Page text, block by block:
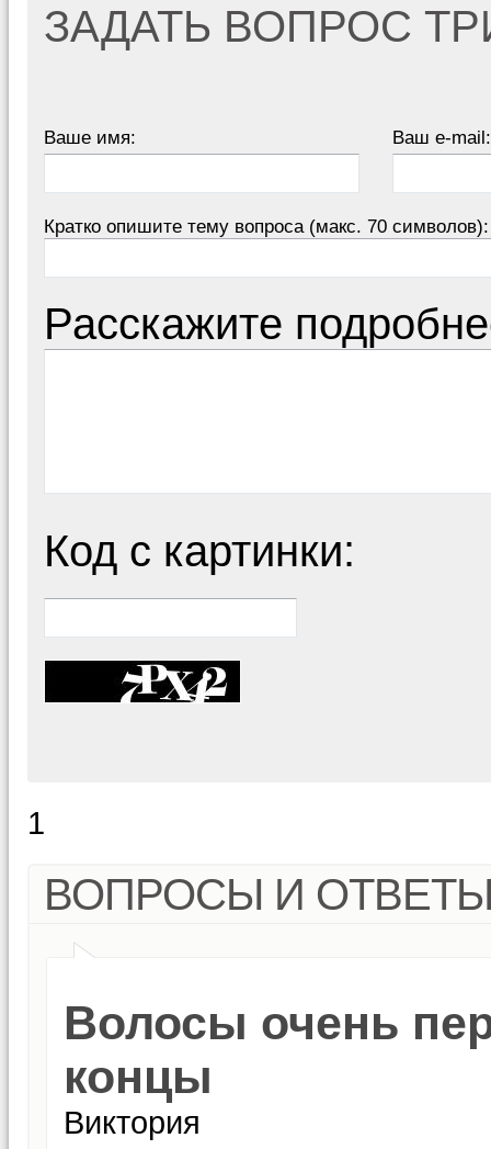
ЗАДАТЬ ВОПРОС
Ваше имя: Ваш e-mail:
Кратко опишите тему вопроса (макс. 70 символов):
Расскажите
Код с картинки:
1
ВОПРОСЫ И
Волосы очень
концы
Виктория